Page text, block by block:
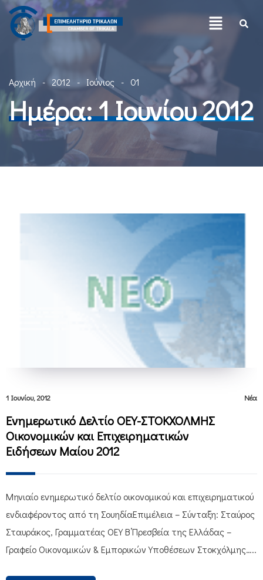
Αρχική 2012 Ιούνιος 01
Ημέρα:1 Ιουνίου 2012
1 Ιουνίου, 2012 Νέα
Ενημερωτικό Δελτίο ΟΕΥ-ΣΤΟΚΧΟΛΜΗΣ
Οικονομικών και Επιχειρηματικών
Ειδήσεων Μαίου 2012
Μηνιαίο ενημερωτικό δελτίο οικονομικού και επιχειρηματικού
ενδιαφέροντος από τη ΣουηδίαΕπιμέλεια – Σύνταξη: Σταύρος
Σταυράκος, Γραμματέας ΟΕΥ Β’Πρεσβεία της Ελλάδας –
Γραφείο Οικονομικών & Εμπορικών Υποθέσεων Στοκχόλμης…..